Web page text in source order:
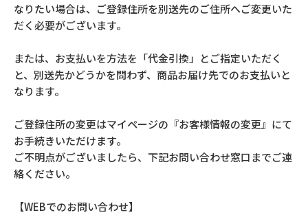
なりたい場合は、ご登録住所を別送先のご住所へご変更いた
だく必要がございます。
または、お支払いを方法を「代金引換」とご指定いただく
と、別送先かどうかを問わず、商品お届け先でのお支払いと
なります。
ご登録住所の変更はマイページの『お客様情報の変更』にて
お手続きいただけます。
ご不明点がございましたら、下記お問い合わせ窓口までご連
絡ください。
【WEBでのお問い合わせ】